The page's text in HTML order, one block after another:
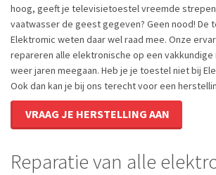
hoog, geeft je televisietoestel vreemde
vaatwasser de geest gegeven? Geen nood! De
Elektromic weten daar wel raad mee. Onze
repareren alle elektronische op een vakkundige
weer jaren meegaan. Heb je je toestel niet bij
Ook dan kan je bij ons terecht voor een
VRAAG JE HERSTELLING AAN
Reparatie van alle